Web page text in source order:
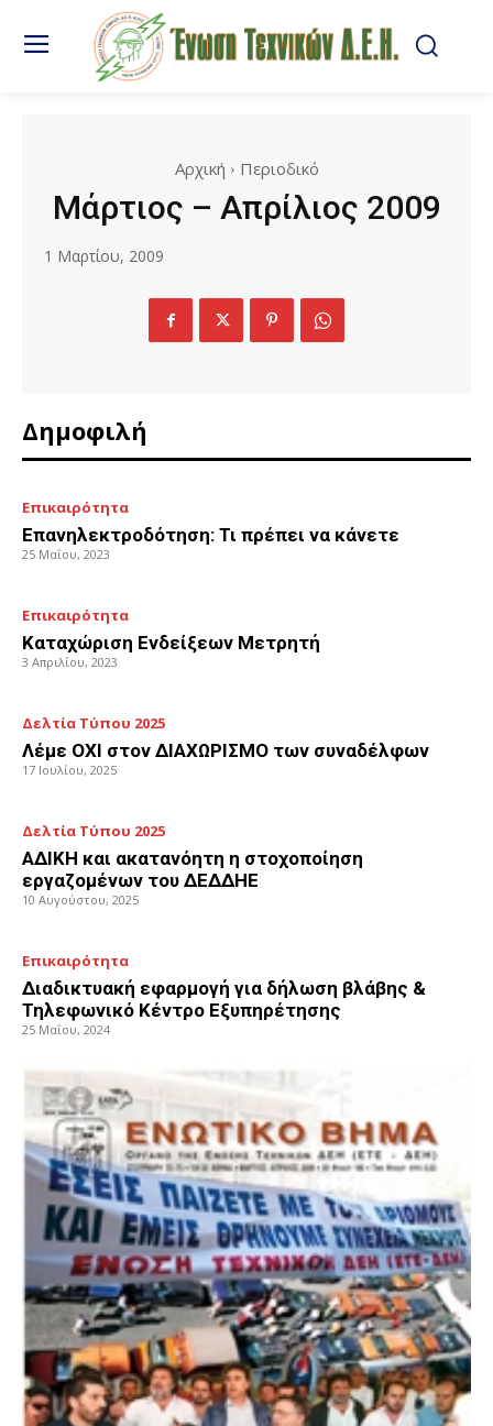
Αρχική Περιοδικό
Μάρτιος – Απρίλιος 2009
1 Μαρτίου, 2009
Δημοφιλή
Επικαιρότητα
Επανηλεκτροδότηση: Τι πρέπει να κάνετε
25 Μαΐου, 2023
Επικαιρότητα
Καταχώριση Ενδείξεων Μετρητή
3 Απριλίου, 2023
Δελτία Τύπου 2025
Λέμε ΟΧΙ στον ΔΙΑΧΩΡΙΣΜΟ των συναδέλφων
17 Ιουλίου, 2025
Δελτία Τύπου 2025
ΑΔΙΚΗ και ακατανόητη η στοχοποίηση
εργαζομένων του ΔΕΔΔΗΕ
10 Αυγούστου, 2025
Επικαιρότητα
Διαδικτυακή εφαρμογή για δήλωση βλάβης &
Τηλεφωνικό Κέντρο Εξυπηρέτησης
25 Μαΐου, 2024